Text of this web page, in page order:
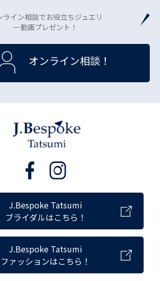
ライン相談でお役立ちジュエリ
ー動画プレゼント！
オンライン相談！
J.Bespoke Tatsumi
ブライダルはこちら！
J.Bespoke Tatsumi
ファッションはこちら！